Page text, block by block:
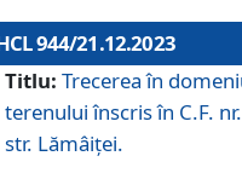
944/21.12.2023
Titlu: Trecerea în
terenului înscris în C.F.
str. Lămâiței.